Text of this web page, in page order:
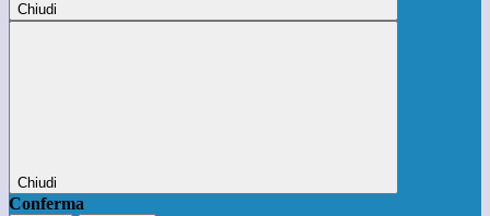
Chiudi
Chiudi
Conferma